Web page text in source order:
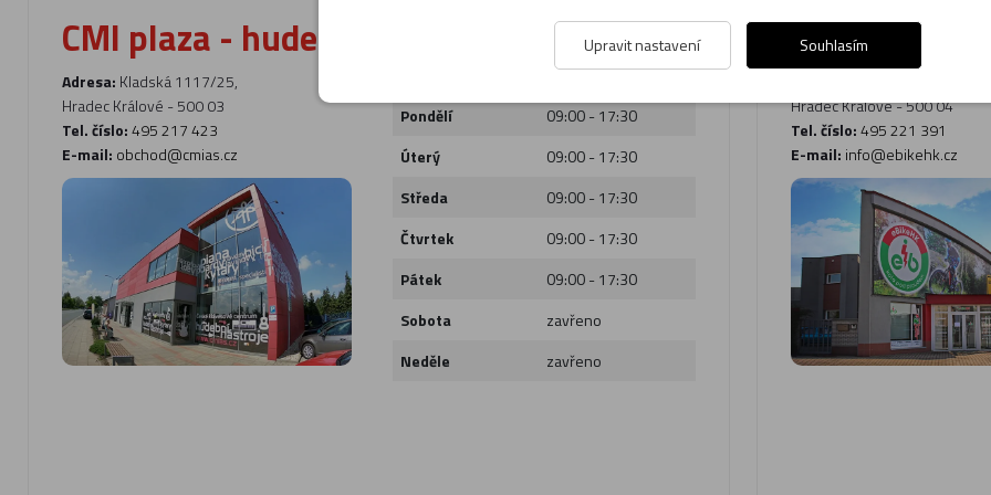
CMI plaza - hudební nástroje
Adresa: Kladská 1117/25,
Hradec Králové - 500 03
Tel. číslo: 495 217 423
E-mail: obchod@cmias.cz
Pondělí
09:00 - 17:30
Úterý
09:00 - 17:30
Středa
09:00 - 17:30
Čtvrtek
09:00 - 17:30
Pátek
09:00 - 17:30
Sobota
zavřeno
Neděle
zavřeno
eBikeHK -
Hradec Králové - 500 04
Tel. číslo:495 221 391
E-mail: info@ebikehk.cz
Upravit nastavení Souhlasím